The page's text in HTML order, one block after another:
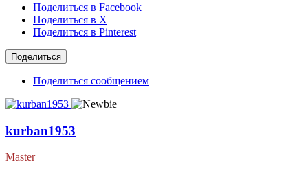
Поделиться в Facebook
Поделиться в X
Поделиться в Pinterest
Поделиться
Поделиться сообщением
kurban1953
Master